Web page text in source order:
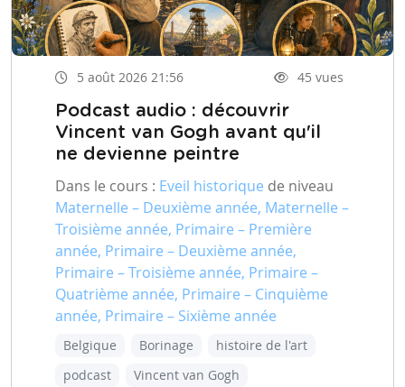
5 août 2026 21:56 45 vues
Podcast audio : découvrir
Vincent van Gogh avant qu'il
ne devienne peintre
Dans le cours : Eveil historique de niveau
Maternelle – Deuxième année, Maternelle –
Troisième année, Primaire – Première
année, Primaire – Deuxième année,
Primaire – Troisième année, Primaire –
Quatrième année, Primaire – Cinquième
année, Primaire – Sixième année
Belgique Borinage
histoire de l'art
podcast
Vincent van Gogh